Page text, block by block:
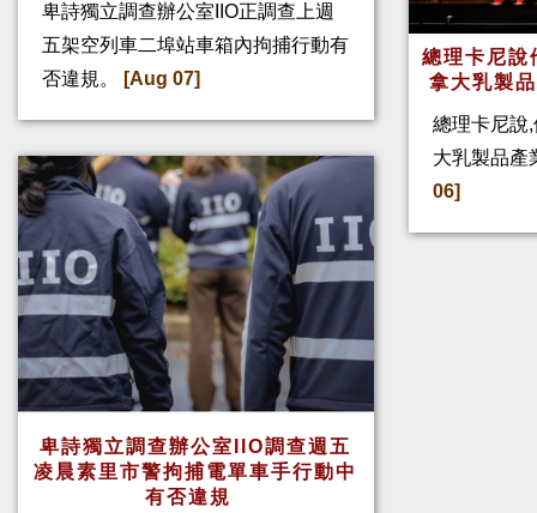
卑詩獨立調查辦公室IIO正調查上週
五架空列車二埠站車箱內拘捕行動有
否違規。
[Aug 07]
卑詩獨立調查辦公室IIO調查週五
凌晨素里市警拘捕電單車手行動中
有否違規
總理卡尼
拿大乳製
總理卡尼說
大乳製品產
06]